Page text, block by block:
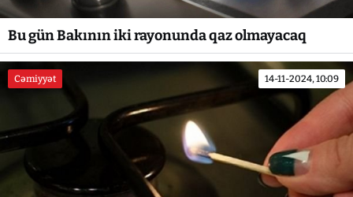
Bu gün Bakının iki rayonunda qaz olmayacaq
Cəmiyyət 14-11-2024, 10:09